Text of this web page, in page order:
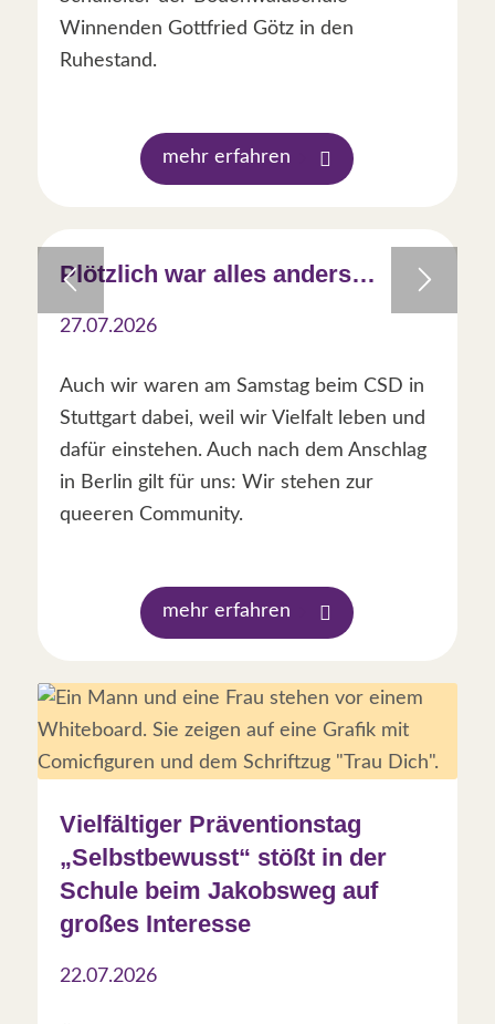
Winnenden Gottfried Götz in den
Ruhestand.
mehr erfahren
Plötzlich war alles anders…
27.07.2026
Auch wir waren am Samstag beim CSD in
Stuttgart dabei, weil wir Vielfalt leben und
dafür einstehen. Auch nach dem Anschlag
in Berlin gilt für uns: Wir stehen zur
queeren Community.
mehr erfahren
Vielfältiger Präventionstag
„Selbstbewusst“ stößt in der
Schule beim Jakobsweg auf
großes Interesse
22.07.2026